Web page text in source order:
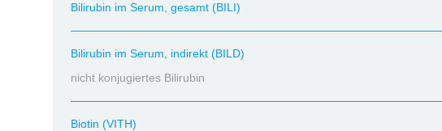
Bilirubin im Serum, gesamt (BILI)
Bilirubin im Serum, indirekt (BILD)
nicht konjugiertes Bilirubin
Biotin (VITH)